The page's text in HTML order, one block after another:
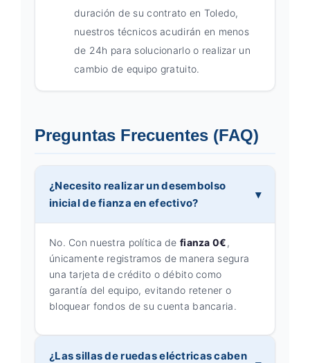
duración de su contrato en Toledo,
nuestros técnicos acudirán en menos
de 24h para solucionarlo o realizar un
cambio de equipo gratuito.
Preguntas Frecuentes (FAQ)
¿Necesito realizar un desembolso
inicial de fianza en efectivo?
No. Con nuestra política de fianza 0€,
únicamente registramos de manera segura
una tarjeta de crédito o débito como
garantía del equipo, evitando retener o
bloquear fondos de su cuenta bancaria.
¿Las sillas de ruedas eléctricas caben